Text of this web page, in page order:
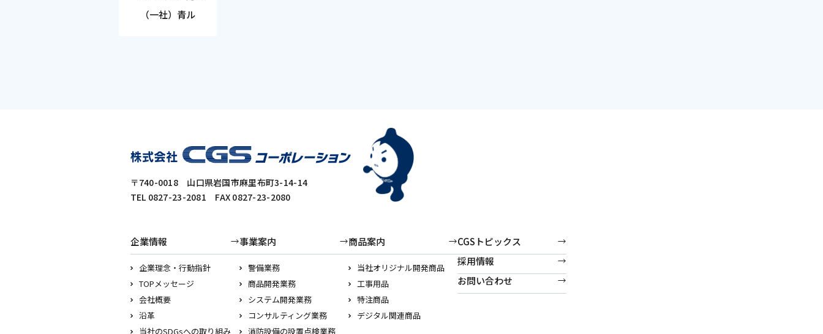
（一社）青ル
〒740-0018 山口県岩国市麻里布町3-14-14
TEL 0827-23-2081 FAX 0827-23-2080
企業情報
企業理念・行動指針
TOPメッセージ
会社概要
沿革
当社のSDGsへの取り組み
事業案内
警備業務
商品開発業務
システム開発業務
コンサルティング業務
消防設備の設置点検業務
商品案内
当社オリジナル開発商品
工事用品
特注商品
デジタル関連商品
CGSトピックス
採用情報
お問い合わせ